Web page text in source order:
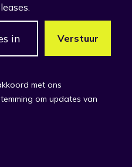
met ons
om updates van